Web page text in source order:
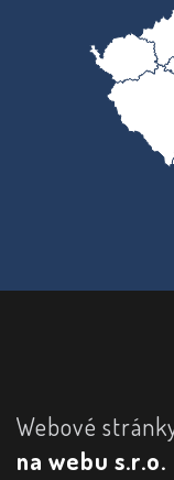
Webové
na webu s.r.o.